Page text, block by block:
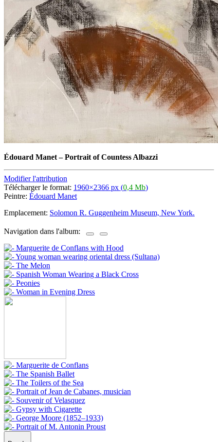
Édouard Manet–Portrait of Countess Albazzi
Modifier l'attribution
Télécharger le format: 1960×2366 px (0,4 Mb)
Peintre: Édouard Manet
Emplacement: Solomon R. Guggenheim Museum, New York.
Navigation dans l'album: